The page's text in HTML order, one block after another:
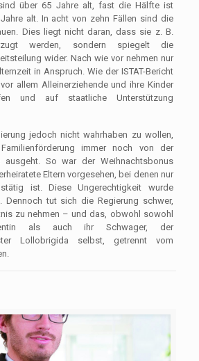
über 65 Jahre alt, fast die Hälfte ist
alt. In acht von zehn Fällen sind die
Dies liegt nicht daran, dass sie z. B.
werden, sondern spiegelt die
wider. Nach wie vor nehmen nur
in Anspruch. Wie der ISTAT-Bericht
allem Alleinerziehende und ihre Kinder
und auf staatliche Unterstützung
jedoch nicht wahrhaben zu wollen,
immer noch von der
ausgeht. So war der Weihnachtsbonus
Eltern vorgesehen, bei denen nur
ist. Diese Ungerechtigkeit wurde
Dennoch tut sich die Regierung schwer,
zu nehmen – und das, obwohl sowohl
als auch ihr Schwager, der
Lollobrigida selbst, getrennt vom